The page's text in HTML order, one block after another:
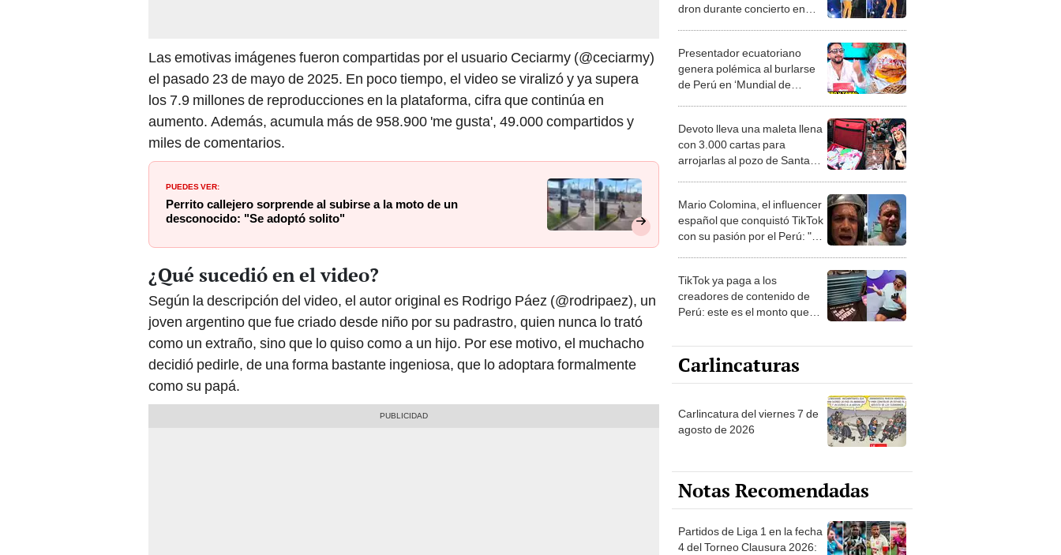
Las emotivas imágenes fueron compartidas por el usuario Ceciarmy (@ceciarmy)
el pasado 23 de mayo de 2025. En poco tiempo, el video se viralizó y ya supera
los 7.9 millones de reproducciones en la plataforma, cifra que continúa en
aumento. Además, acumula más de 958.900 'me gusta', 49.000 compartidos y
miles de comentarios.
PUEDES VER:
Perrito callejero sorprende al subirse a la moto de un
desconocido: "Se adoptó solito"
¿Qué sucedió en el video?
Según la descripción del video, el autor original es Rodrigo Páez (@rodripaez), un
joven argentino que fue criado desde niño por su padrastro, quien nunca lo trató
como un extraño, sino que lo quiso como a un hijo. Por ese motivo, el muchacho
decidió pedirle, de una forma bastante ingeniosa, que lo adoptara formalmente
como su papá.
dron durante concierto en
Presentador ecuatoriano
genera polémica al burlarse
de Perú en ‘Mundial de
cuero’
Devoto lleva una maleta llena
con 3.000 cartas para
arrojarlas al pozo de Santa
Mario Colomina, el influencer
español que conquistó TikTok
con su pasión por el Perú: "Mi
TikTok ya paga a los
creadores de contenido de
Perú: este es el monto que
1.000 vistas
Carlincaturas
Carlincatura del viernes 7 de
agosto de 2026
Notas Recomendadas
Partidos de Liga 1 en la fecha
4 del Torneo Clausura 2026: